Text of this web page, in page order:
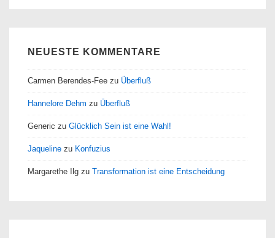
NEUESTE KOMMENTARE
Carmen Berendes-Fee zu Überfluß
Hannelore Dehm zu Überfluß
Generic zu Glücklich Sein ist eine Wahl!
Jaqueline zu Konfuzius
Margarethe Ilg zu Transformation ist eine Entscheidung